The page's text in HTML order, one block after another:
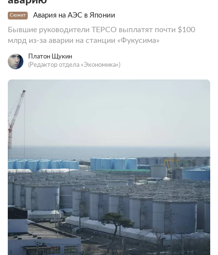
Сюжет Авария на АЭС в Японии
Бывшие руководители TEPCO выплатят почти $100
млрд из-за аварии на станции «Фукусима»
Платон Щукин
(Редактор отдела «Экономика»)